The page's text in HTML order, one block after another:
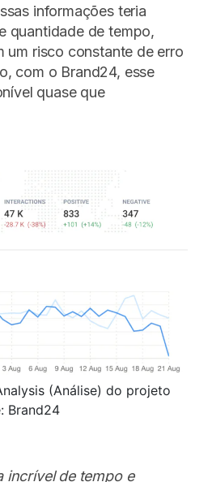
informações teria
quantidade de tempo,
um risco constante de erro
com o Brand24, esse
quase que
(Análise) do projeto
Brand24
incrível de tempo e